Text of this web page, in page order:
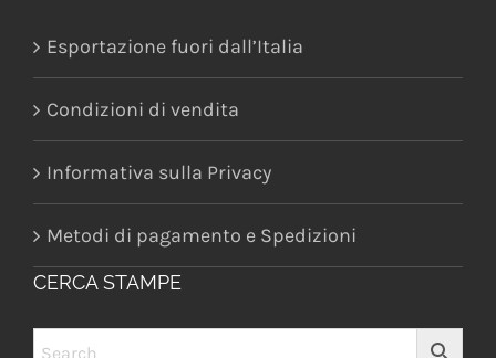
Esportazione fuori dall’Italia
Condizioni di vendita
Informativa sulla Privacy
Metodi di pagamento e Spedizioni
CERCA STAMPE